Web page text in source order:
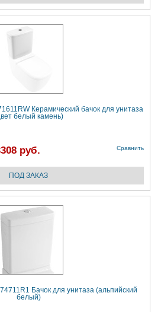
Керамический бачок для унитаза
белый камень)
руб. Сравнить
Бачок для унитаза (альпийский
белый)